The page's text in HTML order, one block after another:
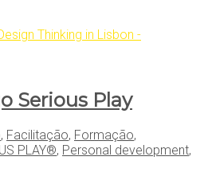
Serious Play
, Facilitação, Formação,
PLAY®, Personal development,